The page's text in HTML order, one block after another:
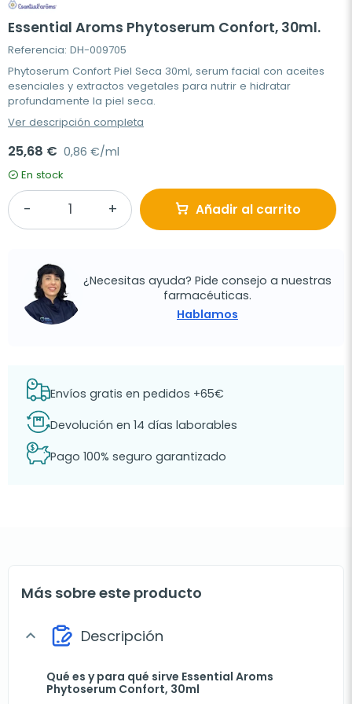
Essential Aroms Phytoserum Confort, 30ml.
Referencia: DH-009705
Phytoserum Confort Piel Seca 30ml, serum facial con aceites
esenciales y extractos vegetales para nutrir e hidratar
profundamente la piel seca.
Ver descripción completa
25,68 € 0,86 €/ml
En stock
Añadir al carrito
¿Necesitas ayuda? Pide consejo a nuestras
farmacéuticas.
Hablamos
Envíos gratis en pedidos +65€
Devolución en 14 días laborables
Pago 100% seguro garantizado
Más sobre este producto
expand_more Descripción
Qué es y para qué sirve Essential Aroms
Phytoserum Confort, 30ml